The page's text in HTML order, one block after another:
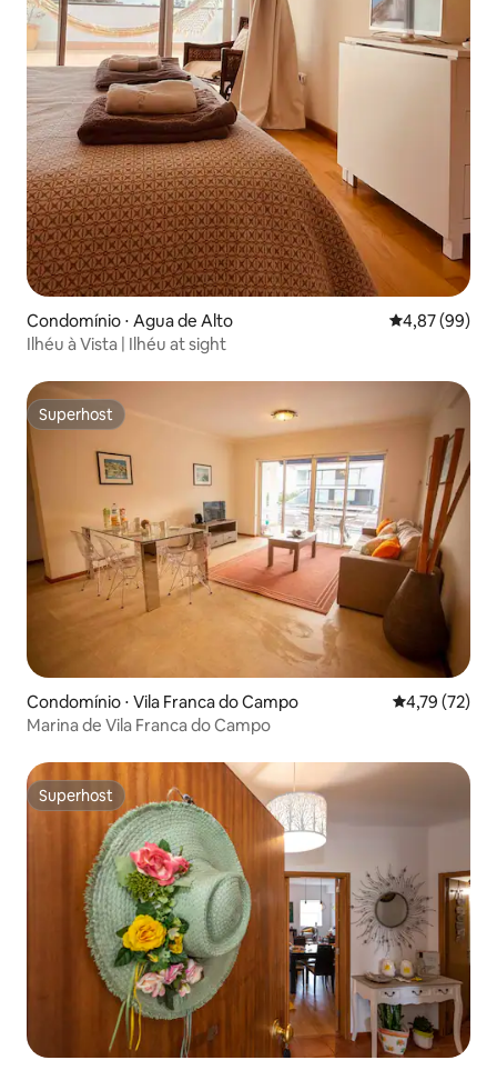
Condomínio ⋅ Agua de Alto 4,87 de uma
4,87 (99)
Ilhéu à Vista | Ilhéu at sight
Superhost
Superhost
Condomínio ⋅ Vila Franca do Campo 4,79 de uma
4,79 (72)
Marina de Vila Franca do Campo
Superhost
Superhost